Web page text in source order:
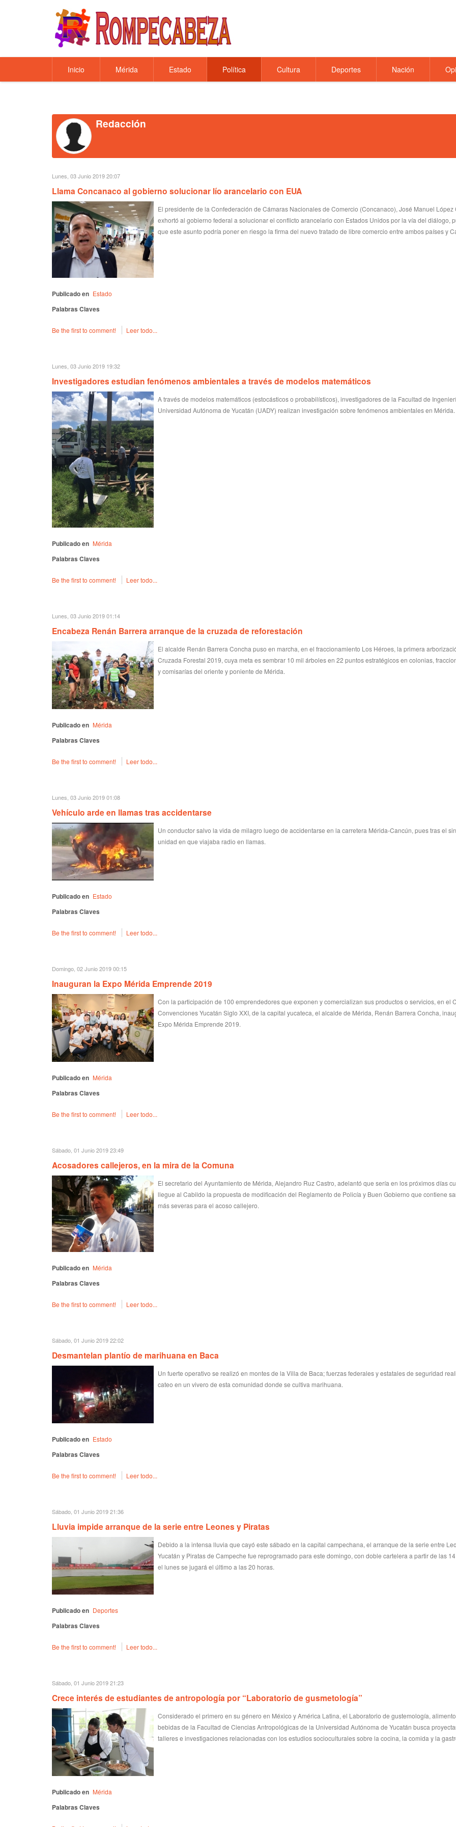
Inicio Mérida Estado Política Cultura Deportes Nación
Redacción
Lunes, 03 Junio 2019 20:07
Llama Concanaco al gobierno solucionar lío arancelario con EUA
El presidente de la Confederación de Cámaras Nacionales de Comercio (Concanaco), José Manuel López
exhortó al gobierno federal a solucionar el conflicto arancelario con Estados Unidos por la vía del diálogo,
que este asunto podría poner en riesgo la firma del nuevo tratado de libre comercio entre ambos países y
Publicado en Estado
Palabras Claves
Be the first to comment! Leer todo...
Lunes, 03 Junio 2019 19:32
Investigadores estudian fenómenos ambientales a través de modelos matemáticos
A través de modelos matemáticos (estocásticos o probabilísticos), investigadores de la Facultad de
Universidad Autónoma de Yucatán (UADY) realizan investigación sobre fenómenos ambientales en Mérida.
Publicado en Mérida
Palabras Claves
Be the first to comment! Leer todo...
Lunes, 03 Junio 2019 01:14
Encabeza Renán Barrera arranque de la cruzada de reforestación
El alcalde Renán Barrera Concha puso en marcha, en el fraccionamiento Los Héroes, la primera
Cruzada Forestal 2019, cuya meta es sembrar 10 mil árboles en 22 puntos estratégicos en colonias,
y comisarías del oriente y poniente de Mérida.
Publicado en Mérida
Palabras Claves
Be the first to comment! Leer todo...
Lunes, 03 Junio 2019 01:08
Vehículo arde en llamas tras accidentarse
Un conductor salvo la vida de milagro luego de accidentarse en la carretera Mérida-Cancún, pues tras el
unidad en que viajaba radio en llamas.
Publicado en Estado
Palabras Claves
Be the first to comment! Leer todo...
Domingo, 02 Junio 2019 00:15
Inauguran la Expo Mérida Emprende 2019
Con la participación de 100 emprendedores que exponen y comercializan sus productos o servicios, en el
Convenciones Yucatán Siglo XXI, de la capital yucateca, el alcalde de Mérida, Renán Barrera Concha,
Expo Mérida Emprende 2019.
Publicado en Mérida
Palabras Claves
Be the first to comment! Leer todo...
Sábado, 01 Junio 2019 23:49
Acosadores callejeros, en la mira de la Comuna
El secretario del Ayuntamiento de Mérida, Alejandro Ruz Castro, adelantó que sería en los próximos días
llegue al Cabildo la propuesta de modificación del Reglamento de Policía y Buen Gobierno que contiene
más severas para el acoso callejero.
Publicado en Mérida
Palabras Claves
Be the first to comment! Leer todo...
Sábado, 01 Junio 2019 22:02
Desmantelan plantío de marihuana en Baca
Un fuerte operativo se realizó en montes de la Villa de Baca; fuerzas federales y estatales de seguridad
cateo en un vivero de esta comunidad donde se cultiva marihuana.
Publicado en Estado
Palabras Claves
Be the first to comment! Leer todo...
Sábado, 01 Junio 2019 21:36
Lluvia impide arranque de la serie entre Leones y Piratas
Debido a la intensa lluvia que cayó este sábado en la capital campechana, el arranque de la serie entre
Yucatán y Piratas de Campeche fue reprogramado para este domingo, con doble cartelera a partir de las
el lunes se jugará el último a las 20 horas.
Publicado en Deportes
Palabras Claves
Be the first to comment! Leer todo...
Sábado, 01 Junio 2019 21:23
Crece interés de estudiantes de antropología por “Laboratorio de gusmetología”
Considerado el primero en su género en México y América Latina, el Laboratorio de gustemología,
bebidas de la Facultad de Ciencias Antropológicas de la Universidad Autónoma de Yucatán busca
talleres e investigaciones relacionadas con los estudios socioculturales sobre la cocina, la comida y la
Publicado en Mérida
Palabras Claves
El menor
padres
pasado